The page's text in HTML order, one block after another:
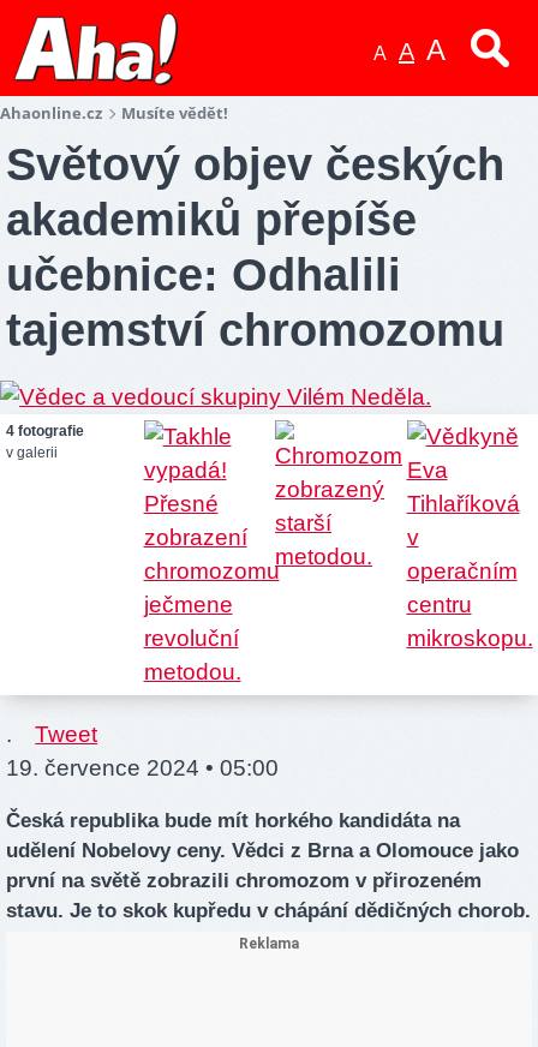
A A A
Ahaonline.cz Musíte vědět!
Světový objev českých
akademiků přepíše
učebnice: Odhalili
tajemství chromozomu
4 fotografie
v galerii
.
Tweet
19. července 2024 • 05:00
Česká republika bude mít horkého kandidáta na
udělení Nobelovy ceny. Vědci z Brna a Olomouce jako
první na světě zobrazili chromozom v přirozeném
stavu. Je to skok kupředu v chápání dědičných chorob.